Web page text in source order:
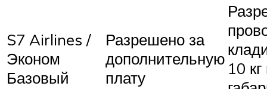
S7 Airlines /
Эконом
Базовый
Разрешено за
дополнительную
плату
10